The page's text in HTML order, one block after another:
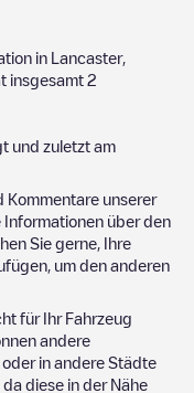
in Lancaster,
insgesamt 2
und zuletzt am
Kommentare unserer
Informationen über den
Sie gerne, Ihre
um den anderen
für Ihr Fahrzeug
andere
in andere Städte
da diese in der Nähe